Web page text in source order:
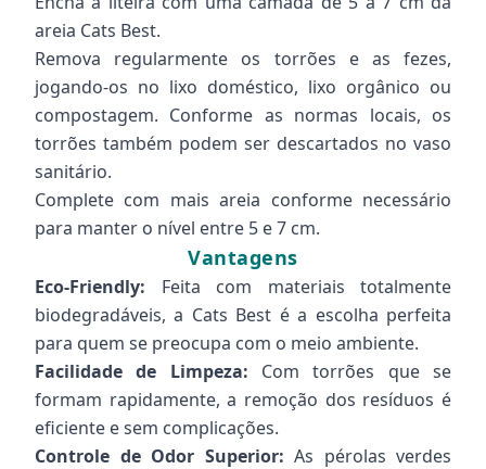
areia Cats Best.
Remova regularmente os torrões e as fezes,
jogando-os no lixo doméstico, lixo orgânico ou
compostagem. Conforme as normas locais, os
torrões também podem ser descartados no vaso
sanitário.
Complete com mais areia conforme necessário
para manter o nível entre 5 e 7 cm.
Vantagens
Eco-Friendly: Feita com materiais totalmente
biodegradáveis, a Cats Best é a escolha perfeita
para quem se preocupa com o meio ambiente.
Facilidade de Limpeza: Com torrões que se
formam rapidamente, a remoção dos resíduos é
eficiente e sem complicações.
Controle de Odor Superior: As pérolas verdes